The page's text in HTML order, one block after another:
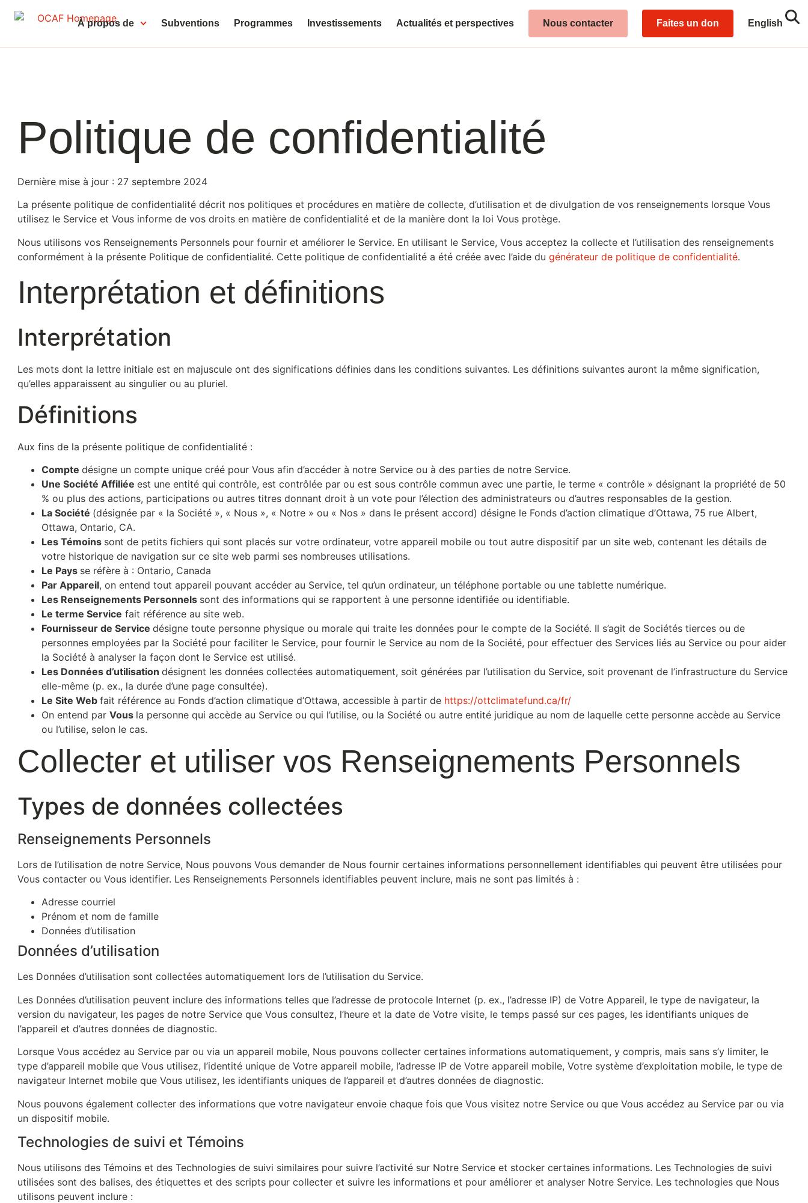
À propos de Subventions Programmes Investissements Actualités et perspectives Nous contacter Faites un don EnglishClose
Politique de confidentialité
Dernière mise à jour : 27 septembre 2024
La présente politique de confidentialité décrit nos politiques et procédures en matière de collecte, d’utilisation et de divulgation de vos renseignements lorsque Vous
utilisez le Service et Vous informe de vos droits en matière de confidentialité et de la manière dont la loi Vous protège.
Nous utilisons vos Renseignements Personnels pour fournir et améliorer le Service. En utilisant le Service, Vous acceptez la collecte et l’utilisation des renseignements
conformément à la présente Politique de confidentialité. Cette politique de confidentialité a été créée avec l’aide du générateur de politique de confidentialité.
Interprétation et définitions
Interprétation
Les mots dont la lettre initiale est en majuscule ont des significations définies dans les conditions suivantes. Les définitions suivantes auront la même signification,
qu’elles apparaissent au singulier ou au pluriel.
Définitions
Aux fins de la présente politique de confidentialité :
Compte désigne un compte unique créé pour Vous afin d’accéder à notre Service ou à des parties de notre Service.
Une Société Affiliée est une entité qui contrôle, est contrôlée par ou est sous contrôle commun avec une partie, le terme « contrôle » désignant la propriété de 50
% ou plus des actions, participations ou autres titres donnant droit à un vote pour l’élection des administrateurs ou d’autres responsables de la gestion.
La Société (désignée par « la Société », « Nous », « Notre » ou « Nos » dans le présent accord) désigne le Fonds d’action climatique d’Ottawa, 75 rue Albert,
Ottawa, Ontario, CA.
Les Témoins sont de petits fichiers qui sont placés sur votre ordinateur, votre appareil mobile ou tout autre dispositif par un site web, contenant les détails de
votre historique de navigation sur ce site web parmi ses nombreuses utilisations.
Le Pays se réfère à : Ontario, Canada
Par Appareil, on entend tout appareil pouvant accéder au Service, tel qu’un ordinateur, un téléphone portable ou une tablette numérique.
Les Renseignements Personnels sont des informations qui se rapportent à une personne identifiée ou identifiable.
Le terme Service fait référence au site web.
Fournisseur de Service désigne toute personne physique ou morale qui traite les données pour le compte de la Société. Il s’agit de Sociétés tierces ou de
personnes employées par la Société pour faciliter le Service, pour fournir le Service au nom de la Société, pour effectuer des Services liés au Service ou pour aider
la Société à analyser la façon dont le Service est utilisé.
Les Données d’utilisation désignent les données collectées automatiquement, soit générées par l’utilisation du Service, soit provenant de l’infrastructure du Service
elle-même (p. ex., la durée d’une page consultée).
Le Site Web fait référence au Fonds d’action climatique d’Ottawa, accessible à partir de https://ottclimatefund.ca/fr/
On entend par Vous la personne qui accède au Service ou qui l’utilise, ou la Société ou autre entité juridique au nom de laquelle cette personne accède au Service
ou l’utilise, selon le cas.
Collecter et utiliser vos Renseignements Personnels
Types de données collectées
Renseignements Personnels
Lors de l’utilisation de notre Service, Nous pouvons Vous demander de Nous fournir certaines informations personnellement identifiables qui peuvent être utilisées pour
Vous contacter ou Vous identifier. Les Renseignements Personnels identifiables peuvent inclure, mais ne sont pas limités à :
Adresse courriel
Prénom et nom de famille
Données d’utilisation
Données d’utilisation
Les Données d’utilisation sont collectées automatiquement lors de l’utilisation du Service.
Les Données d’utilisation peuvent inclure des informations telles que l’adresse de protocole Internet (p. ex., l’adresse IP) de Votre Appareil, le type de navigateur, la
version du navigateur, les pages de notre Service que Vous consultez, l’heure et la date de Votre visite, le temps passé sur ces pages, les identifiants uniques de
l’appareil et d’autres données de diagnostic.
Lorsque Vous accédez au Service par ou via un appareil mobile, Nous pouvons collecter certaines informations automatiquement, y compris, mais sans s’y limiter, le
type d’appareil mobile que Vous utilisez, l’identité unique de Votre appareil mobile, l’adresse IP de Votre appareil mobile, Votre système d’exploitation mobile, le type de
navigateur Internet mobile que Vous utilisez, les identifiants uniques de l’appareil et d’autres données de diagnostic.
Nous pouvons également collecter des informations que votre navigateur envoie chaque fois que Vous visitez notre Service ou que Vous accédez au Service par ou via
un dispositif mobile.
Technologies de suivi et Témoins
Nous utilisons des Témoins et des Technologies de suivi similaires pour suivre l’activité sur Notre Service et stocker certaines informations. Les Technologies de suivi
utilisées sont des balises, des étiquettes et des scripts pour collecter et suivre les informations et pour améliorer et analyser Notre Service. Les technologies que Nous
utilisons peuvent inclure :